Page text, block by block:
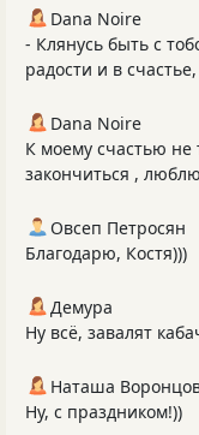
Dana Noire
- Клянусь быть с
радости и в
Dana Noire
К моему счастью не
закончиться ,
Овсеп Петросян
Благодарю, Костя)))
Демура
Ну всё, завалят
Наташа
Ну, с праздником!))